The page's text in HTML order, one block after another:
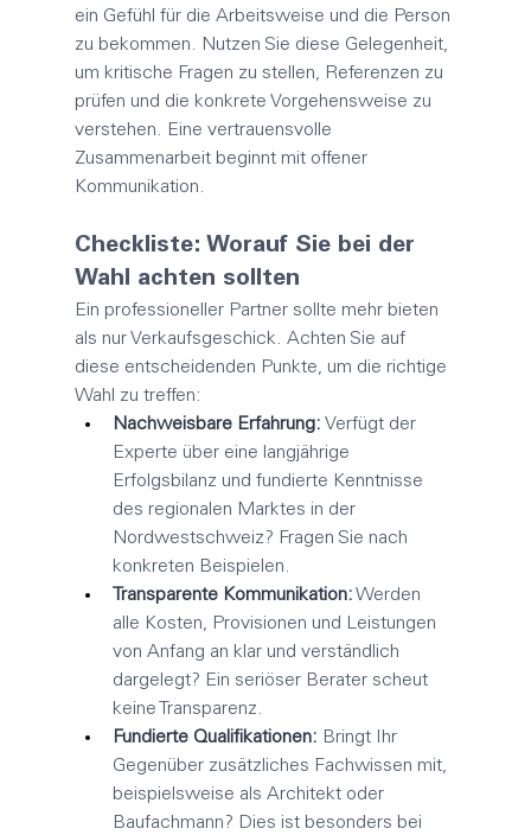
ein Gefühl für die Arbeitsweise und die Person
zu bekommen. Nutzen Sie diese Gelegenheit,
um kritische Fragen zu stellen, Referenzen zu
prüfen und die konkrete Vorgehensweise zu
verstehen. Eine vertrauensvolle
Zusammenarbeit beginnt mit offener
Kommunikation.
Checkliste: Worauf Sie bei der
Wahl achten sollten
Ein professioneller Partner sollte mehr bieten
als nur Verkaufsgeschick. Achten Sie auf
diese entscheidenden Punkte, um die richtige
Wahl zu treffen:
Nachweisbare Erfahrung: Verfügt der
Experte über eine langjährige
Erfolgsbilanz und fundierte Kenntnisse
des regionalen Marktes in der
Nordwestschweiz? Fragen Sie nach
konkreten Beispielen.
Transparente Kommunikation: Werden
alle Kosten, Provisionen und Leistungen
von Anfang an klar und verständlich
dargelegt? Ein seriöser Berater scheut
keine Transparenz.
Fundierte Qualifikationen: Bringt Ihr
Gegenüber zusätzliches Fachwissen mit,
beispielsweise als Architekt oder
Baufachmann? Dies ist besonders bei